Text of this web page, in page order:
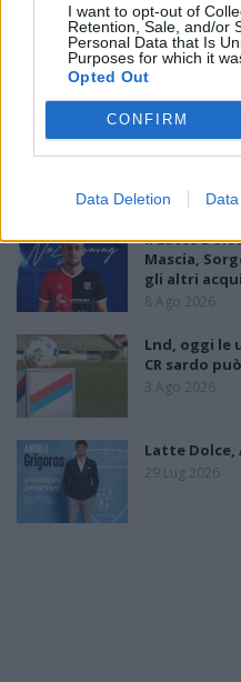
I want to opt-out of
Retention, Sale, and/or
Personal Data that Is
Purposes for which it
Opted Out
CONFIRM
Data Deletion
Il Monte
e Bonivardi,
9 Ago 2026
La COS
nuovi volti e
9 Ago 2026
Il Latte
Mascia,
gli altri
8 Ago 2026
Lnd, oggi le
CR sardo
3 Ago 2026
Latte Dolce,
29 Lug 2026